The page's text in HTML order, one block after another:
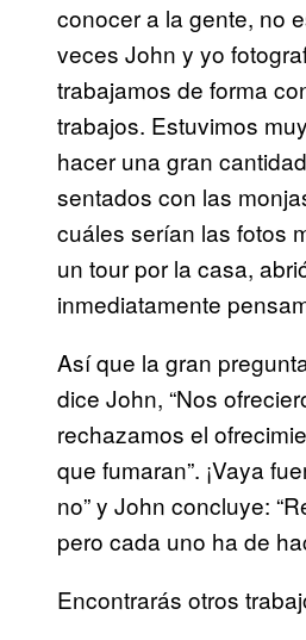
conocer a la gente, no
veces John y yo
trabajamos de forma
trabajos. Estuvimos
hacer una gran
sentados con las
cuáles serían las fotos
un tour por la casa,
inmediatamente
Así que la gran
dice John, “Nos
rechazamos el
que fumaran”. ¡Vaya
no” y John concluye:
pero cada uno ha de
Encontrarás otros